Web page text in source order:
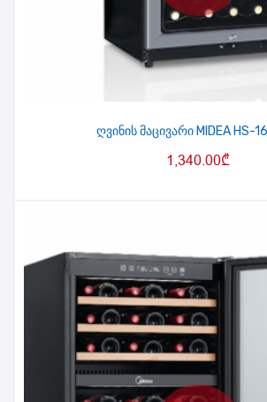
ღვინის მაცივარი MIDEA HS-
1,340.00₾